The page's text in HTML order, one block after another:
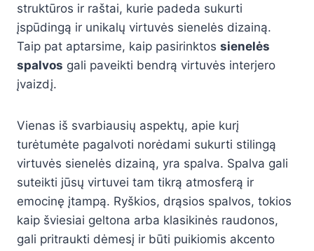
struktūros ir raštai, kurie padeda sukurti
įspūdingą ir unikalų virtuvės sienelės dizainą.
Taip pat aptarsime, kaip pasirinktos sienelės
spalvos gali paveikti bendrą virtuvės interjero
įvaizdį.
Vienas iš svarbiausių aspektų, apie kurį
turėtumėte pagalvoti norėdami sukurti stilingą
virtuvės sienelės dizainą, yra spalva. Spalva gali
suteikti jūsų virtuvei tam tikrą atmosferą ir
emocinę įtampą. Ryškios, drąsios spalvos, tokios
kaip šviesiai geltona arba klasikinės raudonos,
gali pritraukti dėmesį ir būti puikiomis akcento